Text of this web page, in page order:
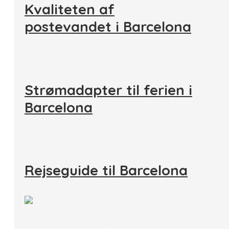
Kvaliteten af
postevandet i Barcelona
Strømadapter til ferien i
Barcelona
Rejseguide til Barcelona